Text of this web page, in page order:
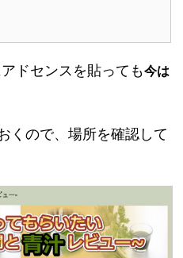
ドセンスを貼っても今は
くので、場所を確認して